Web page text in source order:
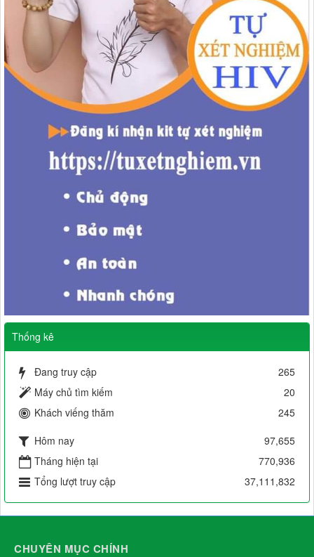
Thống kê
Đang truy cập
265
Máy chủ tìm kiếm
20
Khách viếng thăm
245
Hôm nay
97,655
Tháng hiện tại
770,936
Tổng lượt truy cập
37,111,832
CHUYÊN MỤC CHÍNH